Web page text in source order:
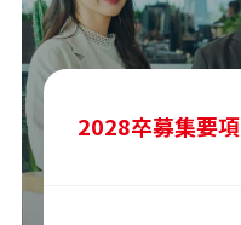
2028卒募集要項